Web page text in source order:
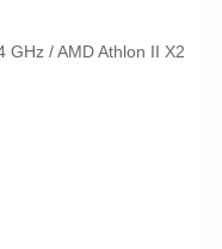
GHz / AMD Athlon II X2